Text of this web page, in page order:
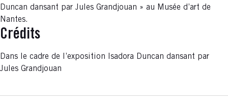
Duncan dansant par Jules Grandjouan » au Musée d’art de
Nantes.
Crédits
Dans le cadre de l’exposition Isadora Duncan dansant par
Jules Grandjouan